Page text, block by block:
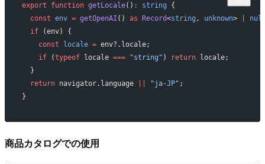
export function getLocale() : string {
  const
env = getOpenAI () as Record<string , unknown>
  if
(env) {
    const
locale = env?.locale;
    if
(typeof locale === "string" ) return locale;
  }
  return
navigator.language "ja-JP" ;
}
商品カタログでの使用